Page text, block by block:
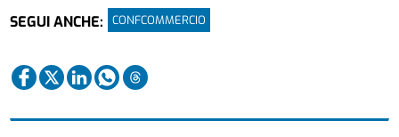
SEGUI ANCHE:
CONFCOMMERCIO